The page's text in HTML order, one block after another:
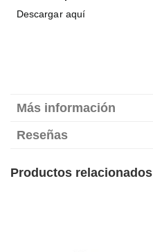
Descargar aquí
Más información
Reseñas
Productos relacionados